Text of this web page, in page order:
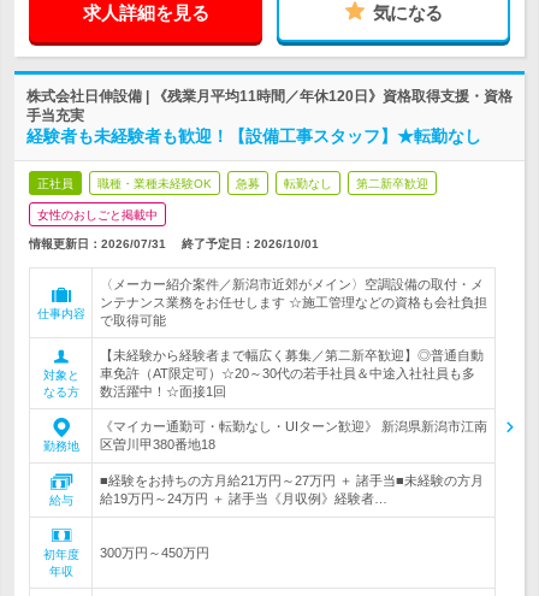
求人詳細を見る 気になる
株式会社日伸設備 | 《残業月平均11時間／年休120日》資格取得支援・資格
手当充実
経験者も未経験者も歓迎！【設備工事スタッフ】★転勤なし
正社員 職種・業種未経験OK 急募 転勤なし 第二新卒歓迎
女性のおしごと掲載中
情報更新日：2026/07/31 終了予定日： 2026/10/01
仕事内容
〈メーカー紹介案件／新潟市近郊がメイン〉空調設備の取付・メ
ンテナンス業務をお任せします ☆施工管理などの資格も会社負担
で取得可能
対象と
なる方
【未経験から経験者まで幅広く募集／第二新卒歓迎】◎普通自動
車免許（AT限定可）☆20～30代の若手社員＆中途入社社員も多
数活躍中！☆面接1回
勤務地
《マイカー通勤可・転勤なし・UIターン歓迎》 新潟県新潟市江南
区曽川甲380番地18
給与
■経験をお持ちの方月給21万円～27万円 ＋ 諸手当■未経験の方月
給19万円～24万円 ＋ 諸手当《月収例》経験者…
初年度
年収
300万円～450万円